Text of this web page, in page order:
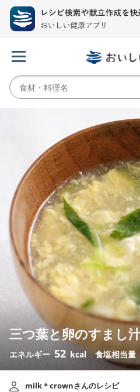
三つ葉と卵のすまし
エネルギー 52 kcal 食塩相当量
milk＊crownさんのレシピ